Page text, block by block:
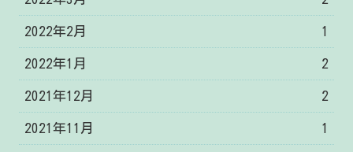
2022年2月 1
2022年1月 2
2021年12月 2
2021年11月 1